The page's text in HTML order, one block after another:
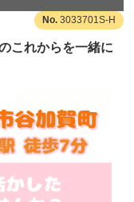
3033701S-H
これからを一緒に